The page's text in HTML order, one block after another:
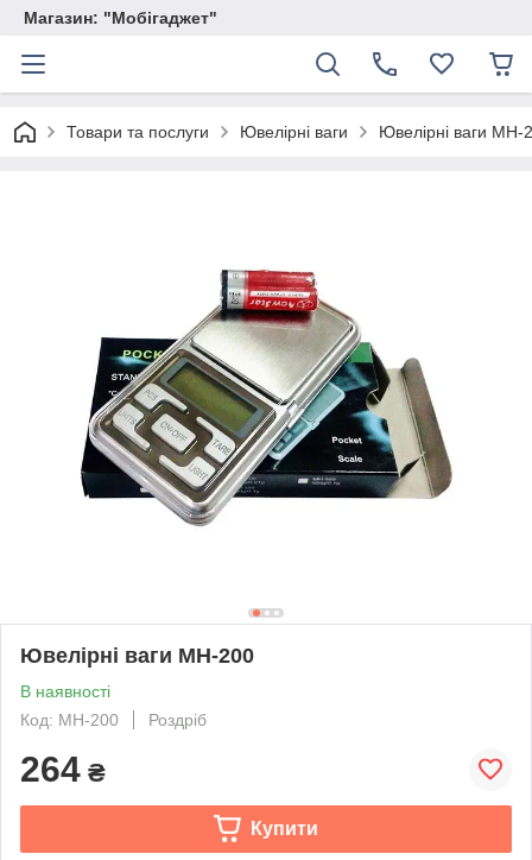
Магазин: "Мобігаджет"
Товари та послуги Ювелірні ваги Ювелірні ваги MH-
Ювелірні ваги MH-200
В наявності
Код: MH-200
Роздріб
264 ₴
Купити